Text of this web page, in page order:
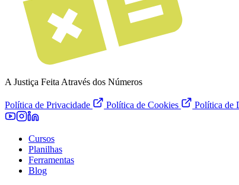
A Justiça Feita Através dos Números
Política de Privacidade Política de Cookies Política de
Cursos
Planilhas
Ferramentas
Blog